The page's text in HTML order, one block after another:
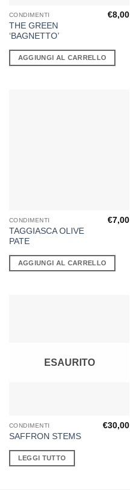
CONDIMENTI
THE GREEN
‘BAGNETTO’
€8,00
AGGIUNGI AL CARRELLO
CONDIMENTI
TAGGIASCA OLIVE
PATE
€7,00
AGGIUNGI AL CARRELLO
ESAURITO
CONDIMENTI
SAFFRON STEMS
€30,00
LEGGI TUTTO